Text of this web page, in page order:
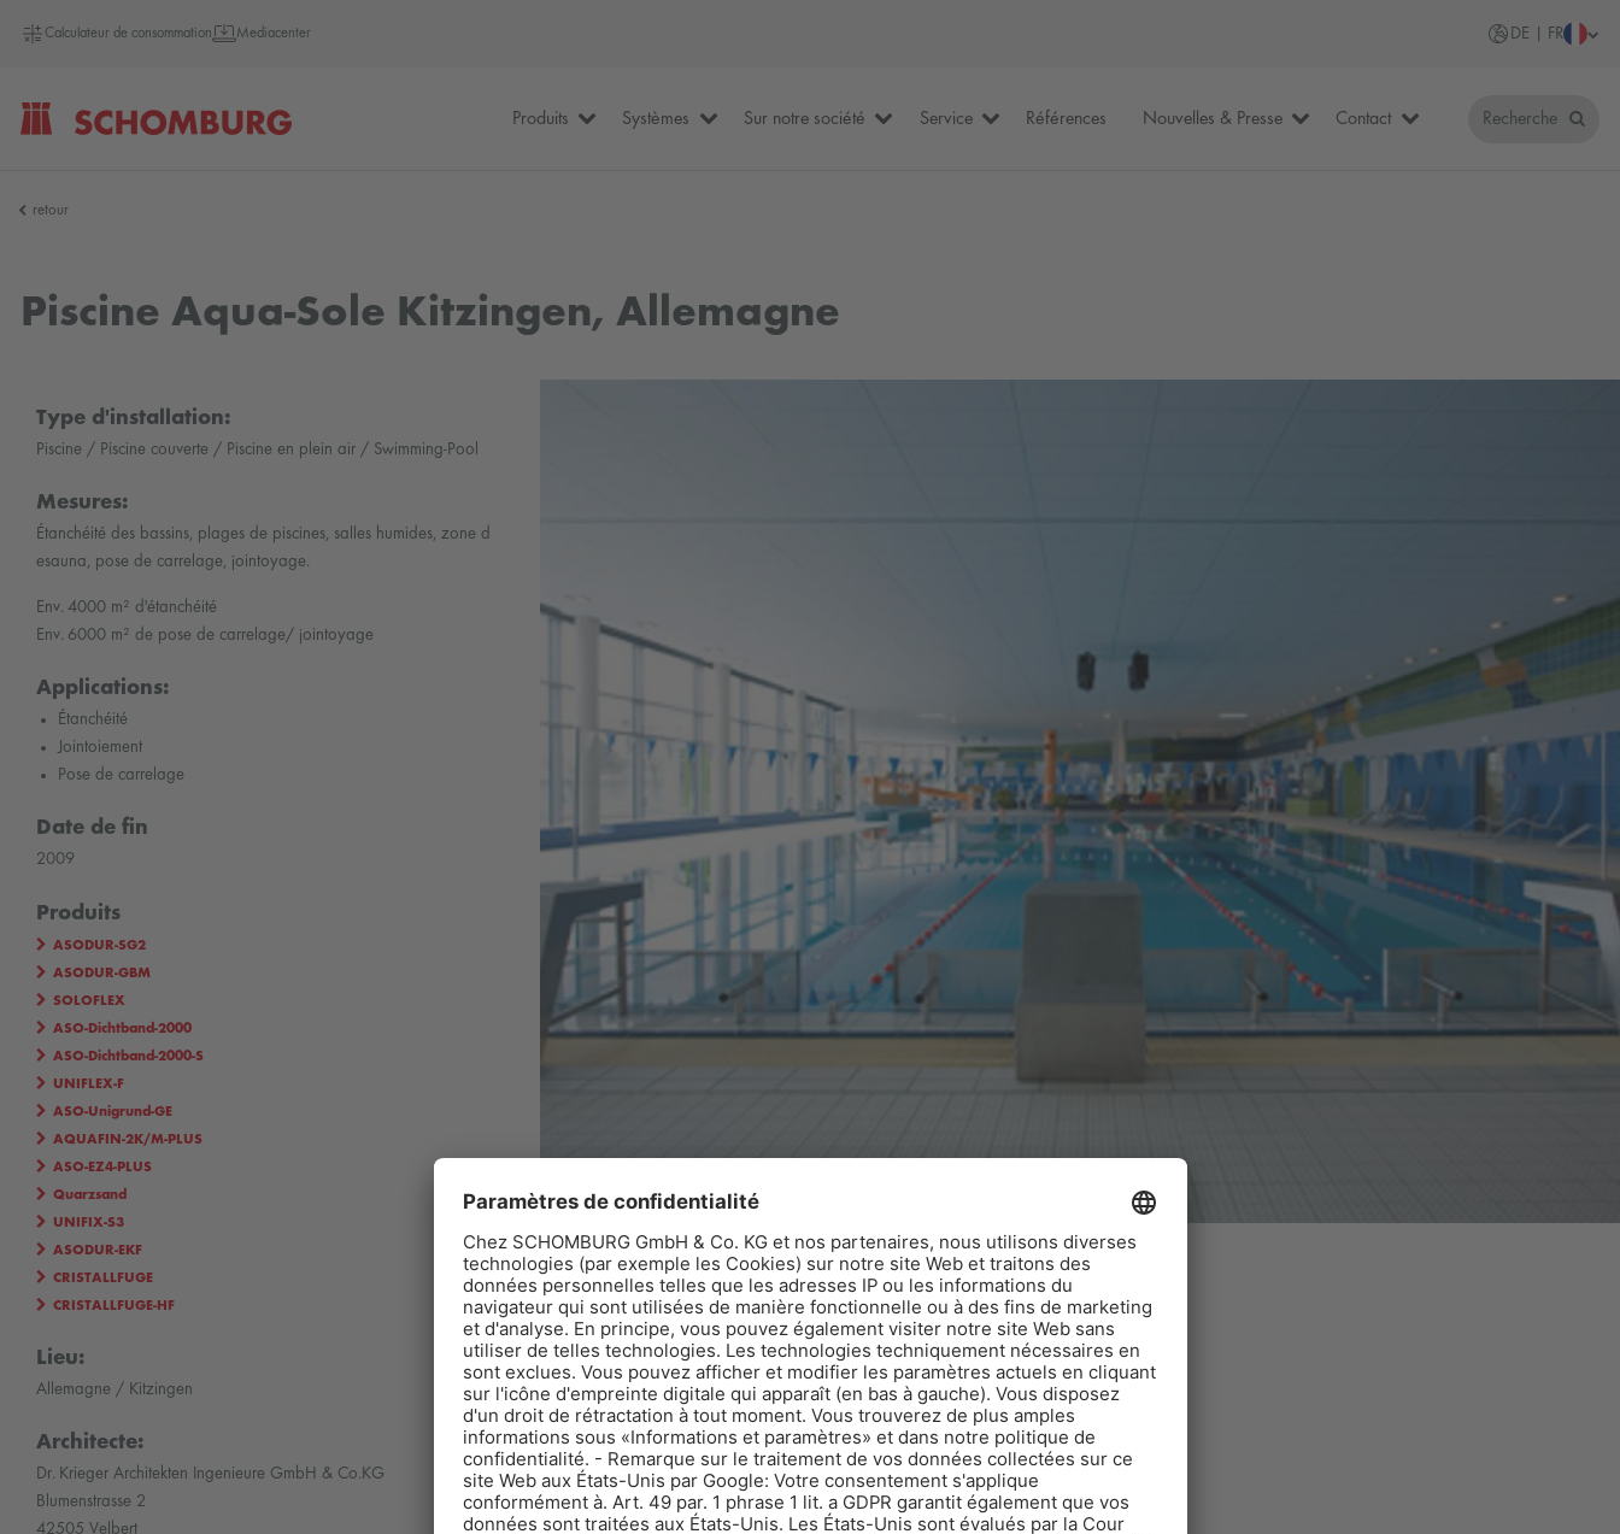
Calculateur de consommation Mediacenter DE | FR
Produits Systèmes Sur notre société Service Références Nouvelles & Presse Contact Recherche
retour
Piscine Aqua-Sole Kitzingen, Allemagne
Type d'installation:
Piscine / Piscine couverte / Piscine en plein air / Swimming-Pool
Mesures:
Étanchéité des bassins, plages de piscines, salles humides, zone d
esauna, pose de carrelage, jointoyage.
Env. 4000 m² d'étanchéité
Env. 6000 m² de pose de carrelage/ jointoyage
Applications:
Étanchéité
Jointoiement
Pose de carrelage
Date de fin
2009
Produits
ASODUR-SG2
ASODUR-GBM
SOLOFLEX
ASO-Dichtband-2000
ASO-Dichtband-2000-S
UNIFLEX-F
ASO-Unigrund-GE
AQUAFIN-2K/M-PLUS
ASO-EZ4-PLUS
Quarzsand
UNIFIX-S3
ASODUR-EKF
CRISTALLFUGE
CRISTALLFUGE-HF
Lieu:
Allemagne / Kitzingen
Architecte:
Dr. Krieger Architekten Ingenieure GmbH & Co.KG
Blumenstrasse 2
42505 Velbert